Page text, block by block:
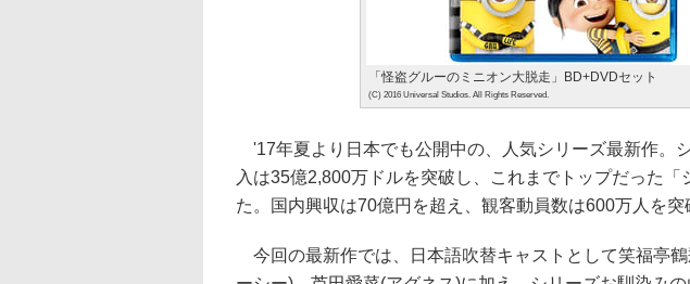
「怪盗グルーのミニオン大脱走」BD+DVDセット
(C) 2016 Universal Studios. All Rights Reserved.
'17年夏より日本でも公開中の、人気シリーズ最新作。
入は35億2,800万ドルを突破し、これまでトップだった「
た。国内興収は70億円を超え、観客動員数は600万人を突
今回の最新作では、日本語吹替キャストとして笑福亭